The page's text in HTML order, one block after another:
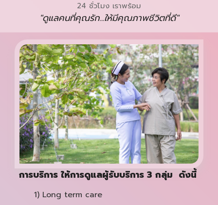
24 ชั่วโมง เราพร้อม
"ดูแลคนที่คุณรัก...ให้มีคุณภาพชีวิตที่ดี"
การบริการ ให้การดูแลผู้รับบริการ 3 กลุ่ม ดังนี้
1) Long term care